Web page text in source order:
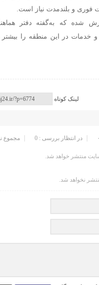
فوری و بلندمدت نیاز است.
شده که به‌گفته دفتر
خدمات در این منطقه را
لینک کوتاه
مجموع در انتظار بررسی : 0
منتشر خواهد شد.
نخواهد شد.